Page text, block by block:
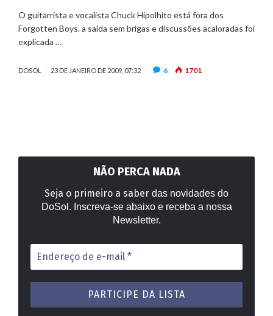
O guitarrista e vocalista Chuck Hipolhito está fora dos
Forgotten Boys. a saída sem brigas e discussões acaloradas foi
explicada …
DOSOL 23 DE JANEIRO DE 2009, 07:32 6 1701
NÃO PERCA NADA
Seja o primeiro a saber das novidades do
DoSol. Inscreva-se abaixo e receba a nossa
Newsletter.
Endereço
de
e-
mail